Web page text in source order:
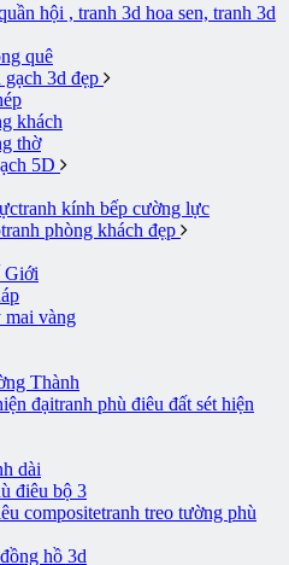
hội , tranh 3d hoa sen, tranh 3d
quê
gạch 3d đẹp
khách
thờ
5D
tranh kính bếp cường lực
tranh phòng khách đẹp
Giới
mai vàng
Thành
tranh phù điêu đất sét hiện
dài
điêu bộ 3
tranh treo tường phù
hồ 3d